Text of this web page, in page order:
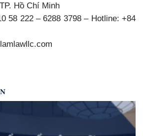
Hồ Chí Minh
58 222 – 6288 3798 – Hotline: +84